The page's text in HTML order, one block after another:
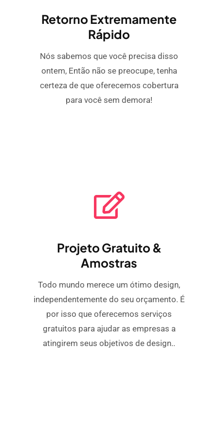
Retorno Extremamente
Rápido
Nós sabemos que você precisa disso
ontem, Então não se preocupe, tenha
certeza de que oferecemos cobertura
para você sem demora!
Projeto Gratuito &
Amostras
Todo mundo merece um ótimo design,
independentemente do seu orçamento. É
por isso que oferecemos serviços
gratuitos para ajudar as empresas a
atingirem seus objetivos de design..